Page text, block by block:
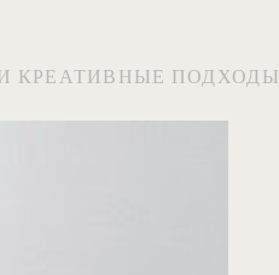
КРЕАТИВНЫЕ ПОДХОДЫ